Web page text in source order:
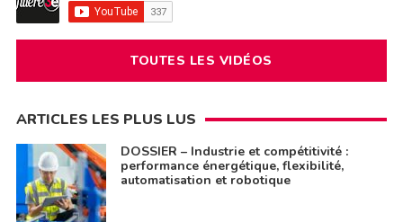
TOUTES LES VIDÉOS
ARTICLES LES PLUS LUS
DOSSIER – Industrie et compétitivité :
performance énergétique, flexibilité,
automatisation et robotique